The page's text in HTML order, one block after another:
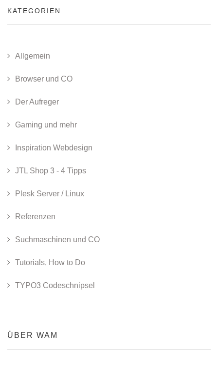
KATEGORIEN
Allgemein
Browser und CO
Der Aufreger
Gaming und mehr
Inspiration Webdesign
JTL Shop 3 - 4 Tipps
Plesk Server / Linux
Referenzen
Suchmaschinen und CO
Tutorials, How to Do
TYPO3 Codeschnipsel
ÜBER WAM